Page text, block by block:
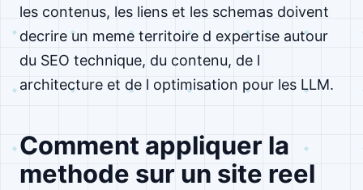
les contenus, les liens et les schemas doivent
decrire un meme territoire d expertise autour
du SEO technique, du contenu, de l
architecture et de l optimisation pour les LLM.
Comment appliquer la
methode sur un site reel